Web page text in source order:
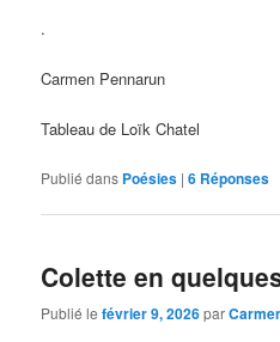
.
Carmen Pennarun
Tableau de Loïk Chatel
Publié dans Poésies |6 Réponses
Colette en
Publié lefévrier 9, 2026par